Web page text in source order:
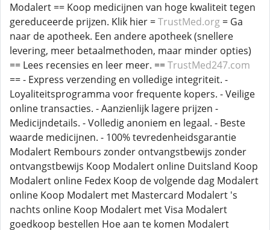
Modalert == Koop medicijnen van hoge kwaliteit tegen
gereduceerde prijzen. Klik hier =TrustMed.org = Ga
naar de apotheek. Een andere apotheek (snellere
levering, meer betaalmethoden, maar minder opties)
== Lees recensies en leer meer. ==TrustMed247.com
== - Express verzending en volledige integriteit. -
Loyaliteitsprogramma voor frequente kopers. - Veilige
online transacties. - Aanzienlijk lagere prijzen -
Medicijndetails. - Volledig anoniem en legaal. - Beste
waarde medicijnen. - 100% tevredenheidsgarantie
Modalert Rembours zonder ontvangstbewijs zonder
ontvangstbewijs Koop Modalert online Duitsland Koop
Modalert online Fedex Koop de volgende dag Modalert
online Koop Modalert met Mastercard Modalert 's
nachts online Koop Modalert met Visa Modalert
goedkoop bestellen Hoe aan te komen Modalert